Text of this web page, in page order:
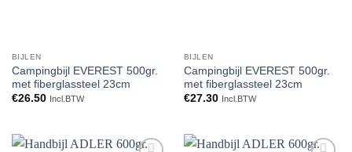
BIJLEN
Campingbijl EVEREST 500gr.
met fiberglassteel 23cm
€26.50 Incl.BTW
BIJLEN
Campingbijl EVEREST 500gr.
met fiberglassteel 23cm
€27.30 Incl.BTW